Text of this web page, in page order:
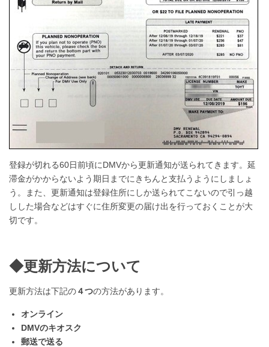
登録が切れる60日前頃にDMVから更新通知が送られてきます。延
滞金がかからないよう期日までにきちんと支払うようにしましょ
う。また、更新通知は登録住所にしか送られてこないので引っ越
しした場合などはすぐに住所変更の届け出を行っておくことが大
切です。
◆更新方法について
更新方法は下記の４つの方法があります。
オンライン
DMVのキオスク
郵送で送る